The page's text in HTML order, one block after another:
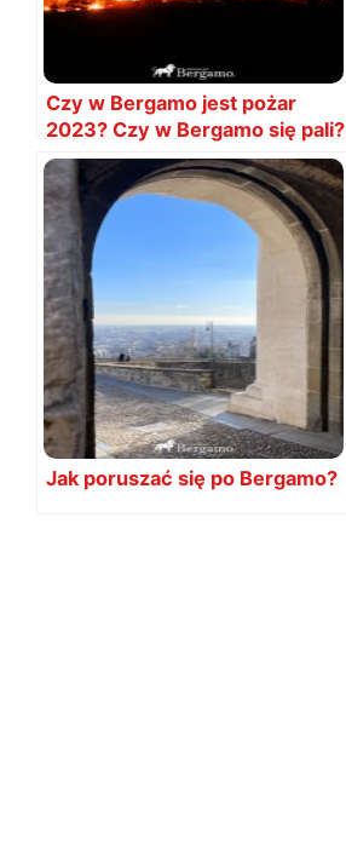
Czy w Bergamo jest pożar
2023? Czy w Bergamo się pali?
Jak poruszać się po Bergamo?